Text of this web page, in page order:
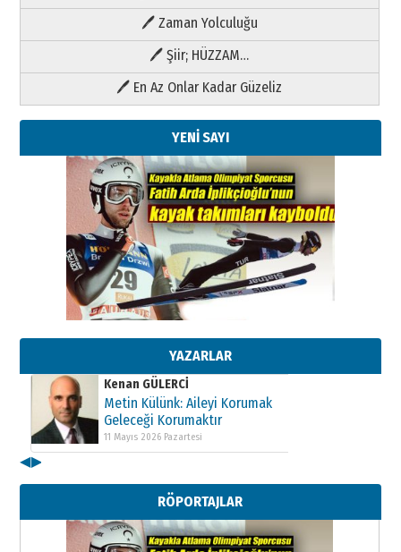
🖊 Zaman Yolculuğu
🖊 Şiir; HÜZZAM…
🖊 En Az Onlar Kadar Güzeliz
YENİ SAYI
YAZARLAR
Kenan GÜLERCİ
Metin Külünk: Aileyi Korumak
Geleceği Korumaktır
11 Mayıs 2026 Pazartesi
Kenan GÜLERCİ
Metin Külünk: Aileyi Korumak
Geleceği Korumaktır
11 Mayıs 2026 Pazartesi
Kenan GÜLERCİ
Metin Külünk: Aileyi Korumak
Geleceği Korumaktır
11 Mayıs 2026 Pazartesi
◀▶
RÖPORTAJLAR